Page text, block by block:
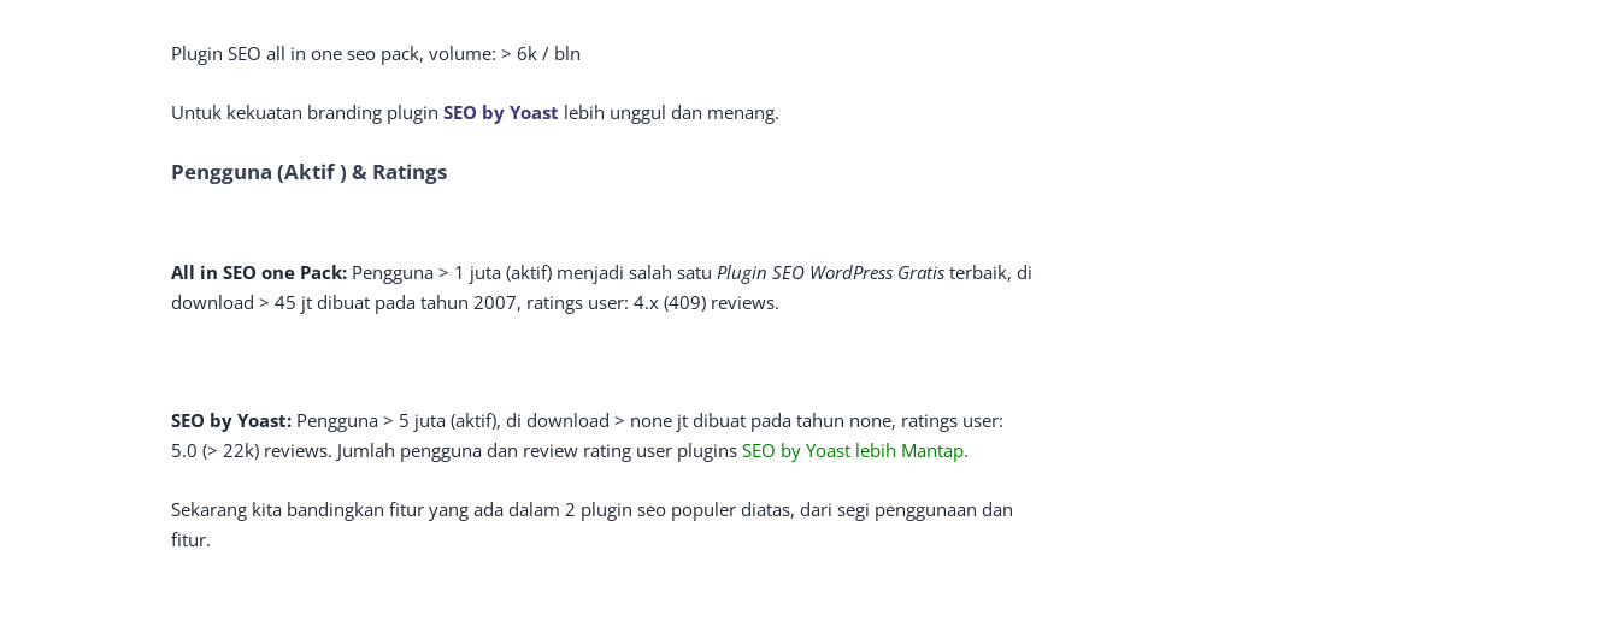
Plugin SEO all in one seo pack, volume: > 6k / bln
Untuk kekuatan branding plugin SEO by Yoast lebih unggul dan menang.
Pengguna (Aktif ) & Ratings
All in SEO one Pack: Pengguna > 1 juta (aktif) menjadi salah satu Plugin SEO WordPress Gratis terbaik, di
download > 45 jt dibuat pada tahun 2007, ratings user: 4.x (409) reviews.
SEO by Yoast: Pengguna > 5 juta (aktif), di download > none jt dibuat pada tahun none, ratings user:
5.0 (> 22k) reviews. Jumlah pengguna dan review rating user plugins SEO by Yoast lebih Mantap.
Sekarang kita bandingkan fitur yang ada dalam 2 plugin seo populer diatas, dari segi penggunaan dan
fitur.